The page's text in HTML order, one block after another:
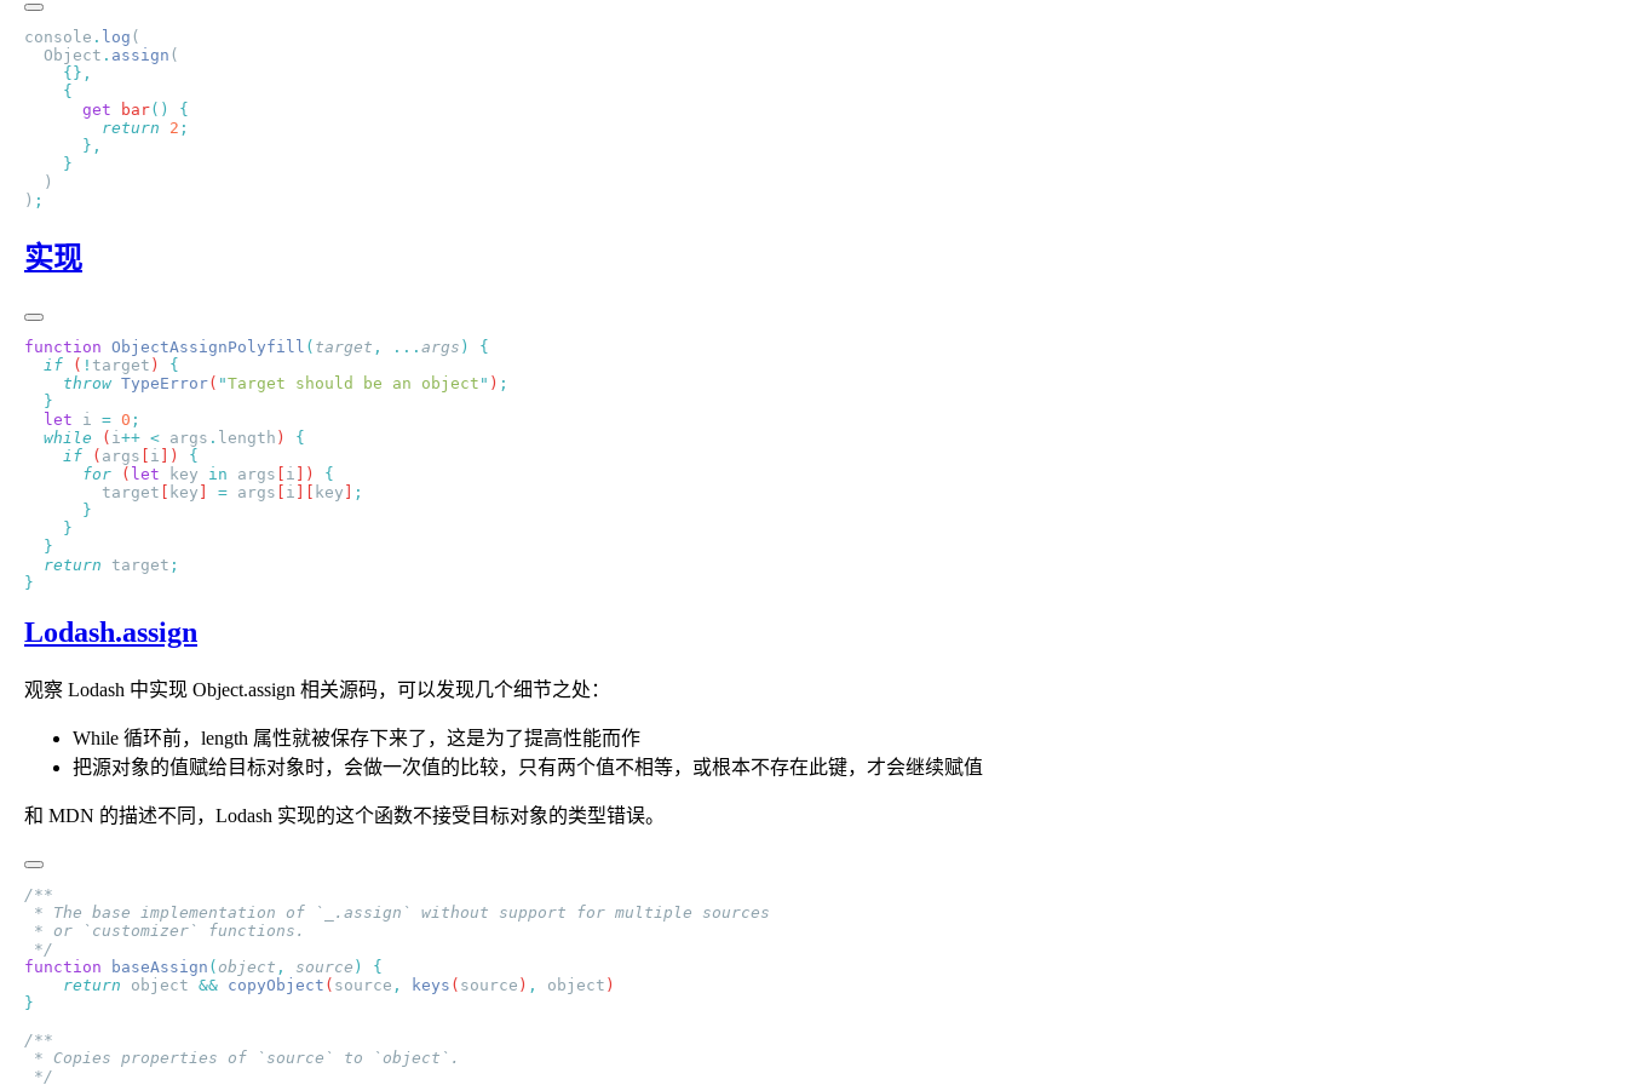
console . log
  Object
. assign
      get
bar()
        return
2
)
实现
function ObjectAssignPolyfill ( target , ... args )
  if
( ! target )
    throw
TypeError( "Target should be an object " )
  let
i = 0
  while
( i++ < args . length )
    if
( args i ])
      for
( let key in args i ])
        target
key = args i key
  return
target
Lodash.assign
观察 Lodash 中实现 Object.assign 相关源码，可以发现几个细节之处：
While 循环前，length 属性就被保存下来了，这是为了提高性能而作
把源对象的值赋给目标对象时，会做一次值的比较，只有两个值不相等，或根本不存在此键，才会继续赋值
和 MDN 的描述不同，Lodash 实现的这个函数不接受目标对象的类型错误。
function baseAssign ( object , source )
    return
object && copyObject ( source , keys ( source ) , object